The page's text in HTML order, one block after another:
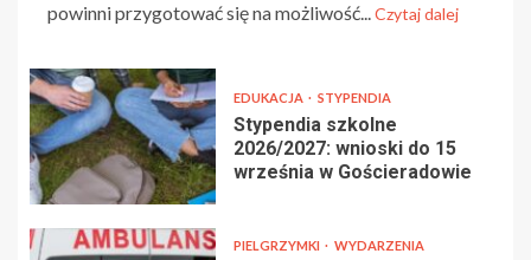
powinni przygotować się na możliwość...Czytaj dalej
EDUKACJA STYPENDIA
Stypendia szkolne
2026/2027: wnioski do 15
września w Gościeradowie
PIELGRZYMKI WYDARZENIA